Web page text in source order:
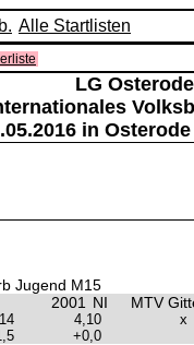
Alle Startlisten
LG Osterode
in
Jugend M15
2001 NI MTV
4,10
x
+0,0